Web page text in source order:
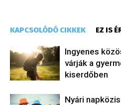
KAPCSOLÓDÓ CIKKEK EZ IS
Ingyenes
várják a
kiserdőben
Nyári